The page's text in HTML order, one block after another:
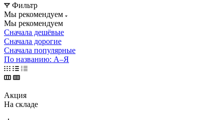
Фильтр
Мы рекомендуем
Мы рекомендуем
Сначала дешёвые
Сначала дорогие
Сначала популярные
По названию: А–Я
Акция
На складе